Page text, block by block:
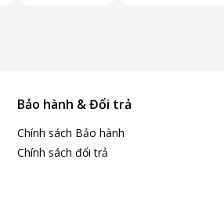
như toàn bộ khu vực chỉ
dàng theo dõi mọi hoạt động
Bảo hành & Đổi trả
Chính sách Bảo hành
Chính sách đổi trả